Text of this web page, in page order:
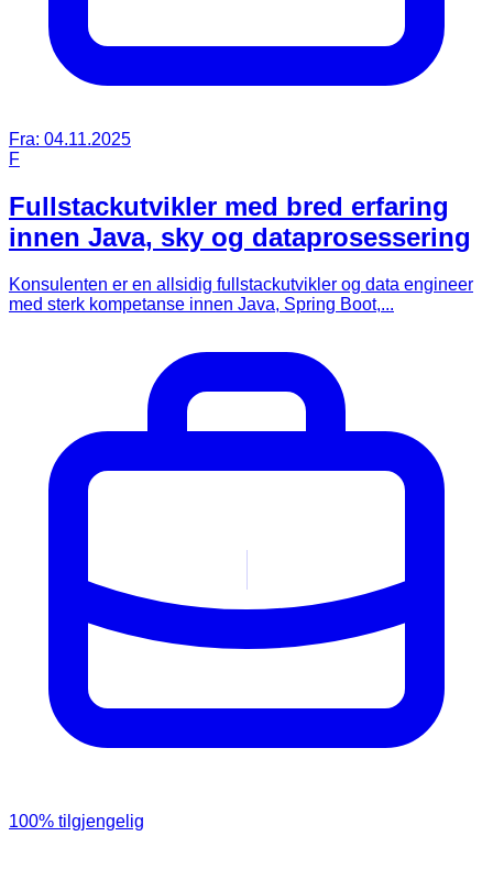
Fra: 04.11.2025
F
Fullstackutvikler med bred erfaring
innen Java, sky og dataprosessering
Konsulenten er en allsidig fullstackutvikler og data engineer
med sterk kompetanse innen Java, Spring Boot,...
100% tilgjengelig